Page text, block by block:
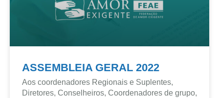
ASSEMBLEIA GERAL 2022
Aos coordenadores Regionais e Suplentes,
Diretores, Conselheiros, Coordenadores de grupo,